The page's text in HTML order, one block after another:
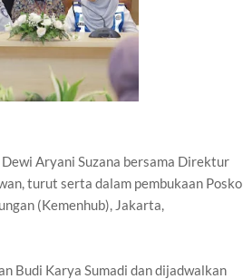
Aryani Suzana bersama Direktur
turut serta dalam pembukaan Posko
(Kemenhub), Jakarta,
Budi Karya Sumadi dan dijadwalkan